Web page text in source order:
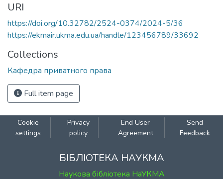
URI
https://doi.org/10.32782/2524-0374/2024-5/36
https://ekmair.ukma.edu.ua/handle/123456789/33692
Collections
Кафедра приватного права
Full item page
Cookie
settings
Privacy
policy
End User
Agreement
Send
Feedback
БІБЛІОТЕКА НАУКМА
Наукова бібліотека НаУКМА